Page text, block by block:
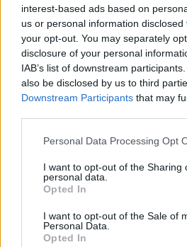
interest-based ads based on
us or personal information
your opt-out. You may separately
disclosure of your personal
IAB’s list of downstream
also be disclosed by us to third
Downstream Participants that may
Personal Data Processing Opt
I want to opt-out of the Sharing
personal data.
Opted In
I want to opt-out of the Sale of
Personal Data.
Opted In
Σασλόγλου: «Ξεχνάμε ό,τι έγινε
και προχωράμε»
Ελληνική Αναπτυξιακή Τράπεζα: Με
Β.Σ. Καρούλιας: Τζίρος 98,7
εκατ. ευρώ και αύξηση κερδών
low & non alcohol